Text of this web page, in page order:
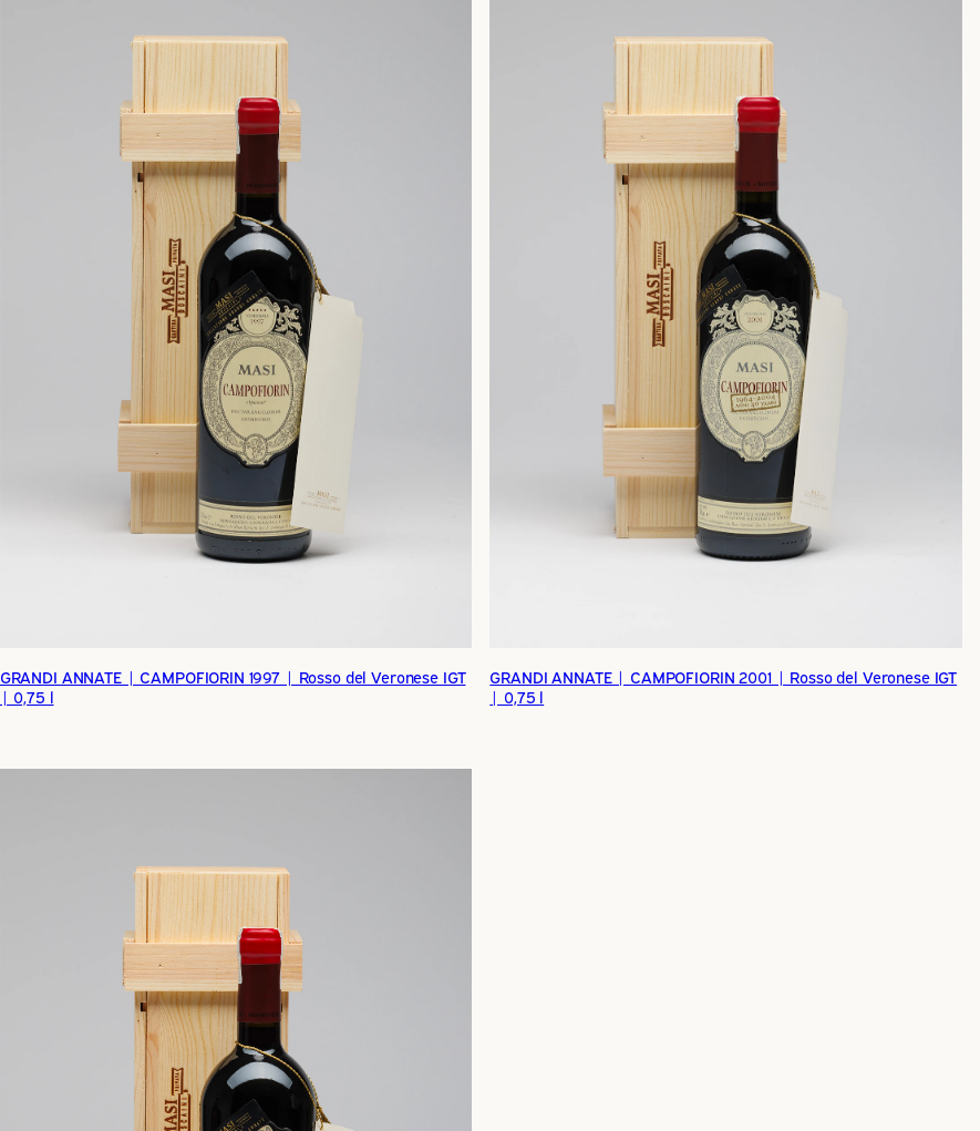
GRANDI ANNATE | CAMPOFIORIN 1997 | Rosso del Veronese IGT
| 0,75 l
GRANDI ANNATE | CAMPOFIORIN 2001 | Rosso del Veronese IGT
| 0,75 l